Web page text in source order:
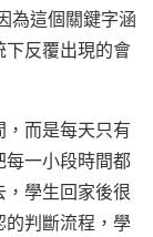
為這個關鍵字涵
下反覆出現的會
而是每天只有
每一小段時間都
學生回家後很
判斷流程，學